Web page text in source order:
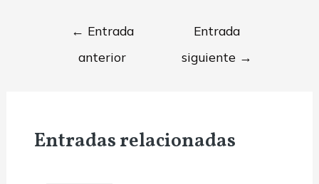
Navegación
entradas
← Entrada
anterior
Entrada
siguiente →
Entradas relacionadas